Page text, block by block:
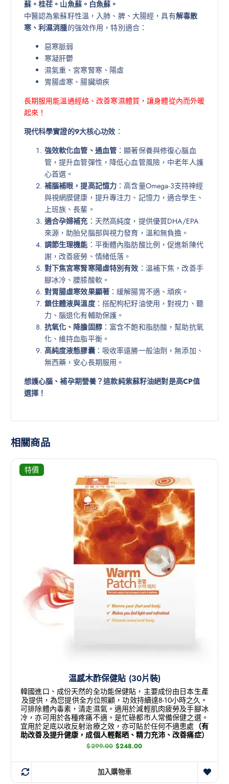
蘇。桂荏。山魚蘇。白魚蘇。
中醫認為紫蘇籽性溫，入肺、脾、大腸經，具有解毒散
寒、利濕消腫的強效作用，特別適合：
惡寒脈弱
寒凝肝鬱
濕氣重、宮寒腎寒、陽虛
胃腸虛寒、腸臟頑疾
長期服用能溫通經絡、改善寒濕體質，讓身體從內而外暖
起來！
現代科學實證的9大核心功效 ：
強效軟化血管、通血管 ：顯著保養與修復心腦血
管，提升血管彈性，降低心血管風險，中老年人護
心首選。
補腦補眼，提高記憶力 ：高含量Omega-3支持神經
與視網膜健康，提升專注力、記憶力，適合學生、
上班族、長輩。
適合孕婦補充 ：天然高純度，提供優質DHA/EPA
來源，助胎兒腦部與視力發育，溫和無負擔。
調節生理機能：平衡體內脂肪酸比例，促進新陳代
謝，改善疲勞、情緒低落。
對下焦宮寒腎寒陽虛特別有效：溫補下焦，改善手
腳冰冷、腰膝酸軟。
對胃腸虛寒效果顯著 ：緩解腸胃不適、頑疾。
鎖住體液與溫度：搭配枸杞籽油使用，對視力、聽
力、腦退化有輔助保護。
抗氧化、降膽固醇：富含不飽和脂肪酸，幫助抗氧
化、維持血脂平衡。
高純度液態膠囊：吸收率遠勝一般油劑，無添加、
無西藥，安心長期服用。
想護心腦、補孕期營養？這款純紫蘇籽油絕對是高CP值
選擇！
相關商品
特價
温感木酢保健貼 (30片裝)
韓國進口、成份天然的全功能保健貼，主要成份由日本生產
及提供，為您提供全方位照顧，功效持續達8-10小時之久。
可排除體內毒素，清走濕氣。適用於減輕肌肉疲勞及手腳冰
冷，亦可用於各種疼痛不適。是忙碌都市人常備保健之選。
宜用於足底以收反射治療之效，亦可貼於任何不適患處 （有
助改善及提升健康，成個人輕鬆晒、精力充沛、改善痛症）
$299.00 $248.00
加入購物車